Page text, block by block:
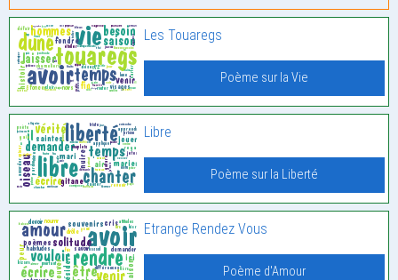
Les Touaregs
Poème sur la Vie
Libre
Poème sur la Liberté
Etrange Rendez Vous
Poème d'Amour